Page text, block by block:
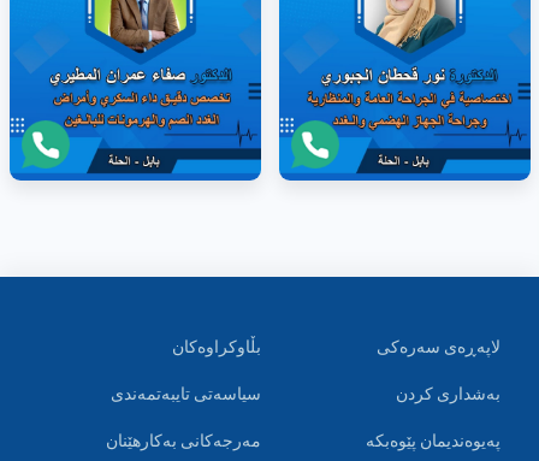
لاپەڕەی سەرەکی
بەشداری کردن
پەیوەندیمان پێوەبکە
بڵاوکراوەکان
سیاسەتی تایبەتمەندی
مەرجەکانی بەکارهێنان